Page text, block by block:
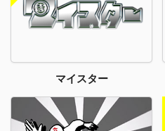
マイスター